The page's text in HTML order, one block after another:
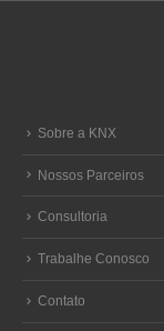
Sobre a KNX
Nossos Parceiros
Consultoria
Trabalhe Conosco
Contato